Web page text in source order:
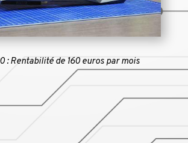
: Rentabilité de 160 euros par mois